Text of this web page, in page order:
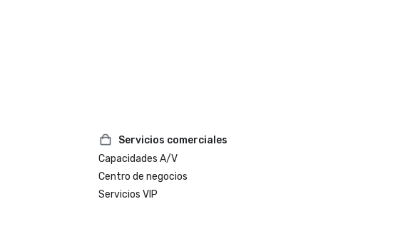
Servicios comerciales
Capacidades A/V
Centro de negocios
Servicios VIP